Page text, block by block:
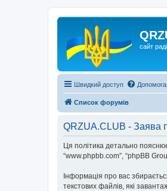
сайт
Швидкий доступ Допомога
Список форумів
QRZUA.CLUB - Заява
Ця політика детально
“www.phpbb.com”, “phpBB
Інформація про вас
текстових файлів, які